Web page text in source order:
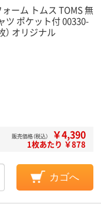
ーム トムス TOMS 無
ツ ポケット付 00330-
） オリジナル
販売価格（税込） ￥4,390
1枚あたり ￥878
カゴへ